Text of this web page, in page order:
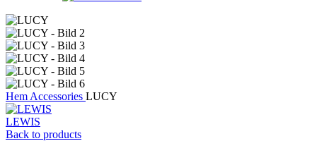
Hem Accessories LUCY
LEWIS
Back to products